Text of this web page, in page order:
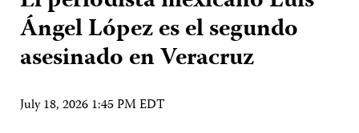
Ángel López es el segundo
asesinado en Veracruz
July 18, 2026 1:45 PM EDT